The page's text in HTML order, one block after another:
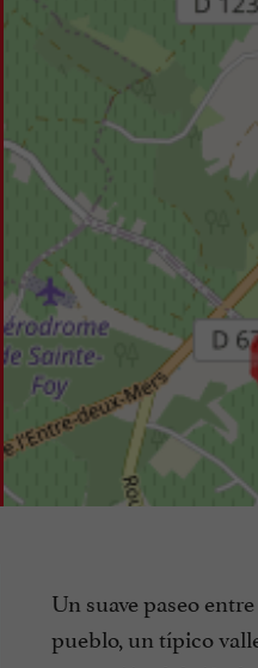
Un suave paseo
pueblo, un típico